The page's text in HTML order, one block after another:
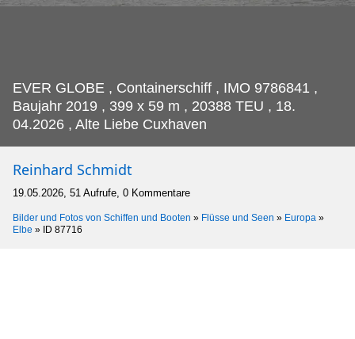
EVER GLOBE , Containerschiff , IMO 9786841 ,
Baujahr 2019 , 399 x 59 m , 20388 TEU , 18.
04.2026 , Alte Liebe Cuxhaven
Reinhard Schmidt
19.05.2026, 51 Aufrufe, 0 Kommentare
Bilder und Fotos von Schiffen und Booten » Flüsse und Seen » Europa »
Elbe » ID 87716